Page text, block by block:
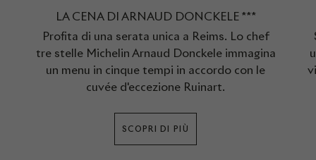
LA CENA DI ARNAUD DONCKELE ***
Profita di una serata unica a Reims. Lo chef
tre stelle Michelin Arnaud Donckele immagina
un menu in cinque tempi in accordo con le
cuvée d'eccezione Ruinart.
SCOPRI DI PIÙ